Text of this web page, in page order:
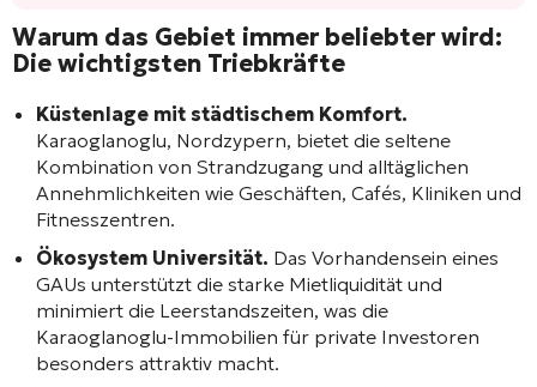
Warum das Gebiet immer beliebter wird:
Die wichtigsten Triebkräfte
Küstenlage mit städtischem Komfort.
Karaoglanoglu, Nordzypern, bietet die seltene
Kombination von Strandzugang und alltäglichen
Annehmlichkeiten wie Geschäften, Cafés, Kliniken und
Fitnesszentren.
Ökosystem Universität. Das Vorhandensein eines
GAUs unterstützt die starke Mietliquidität und
minimiert die Leerstandszeiten, was die
Karaoglanoglu-Immobilien für private Investoren
besonders attraktiv macht.